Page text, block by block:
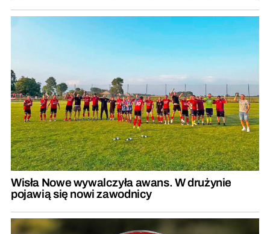
Wisła Nowe wywalczyła awans. W drużynie
pojawią się nowi zawodnicy